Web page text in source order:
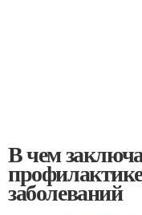
В чем
заболеваний